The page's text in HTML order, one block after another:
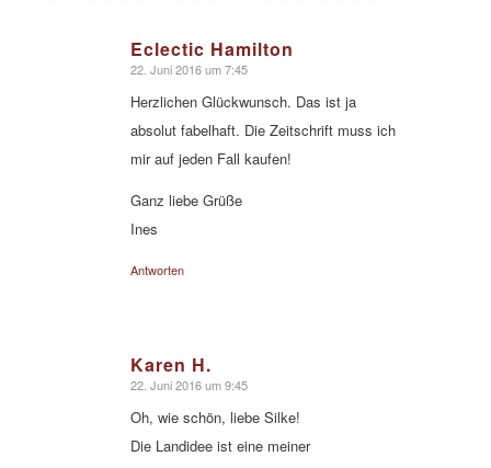
Eclectic Hamilton
sagte:
22. Juni 2016 um 7:45
Herzlichen Glückwunsch. Das ist ja
absolut fabelhaft. Die Zeitschrift muss ich
mir auf jeden Fall kaufen!
Ganz liebe Grüße
Ines
Antworten
Karen H.
sagte:
22. Juni 2016 um 9:45
Oh, wie schön, liebe Silke!
Die Landidee ist eine meiner